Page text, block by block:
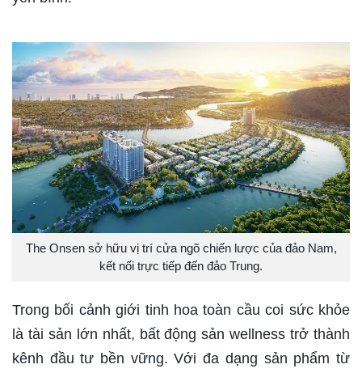
The Onsen sở hữu vị trí cửa ngõ chiến lược của đảo Nam,
kết nối trực tiếp đến đảo Trung.
Trong bối cảnh giới tinh hoa toàn cầu coi sức khỏe
là tài sản lớn nhất, bất động sản wellness trở thành
kênh đầu tư bền vững. Với đa dạng sản phẩm từ